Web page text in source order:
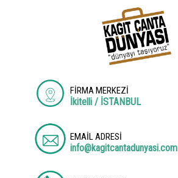
FİRMA MERKEZİ
İkitelli / İSTANBUL
EMAİL ADRESİ
info@kagitcantadunyasi.com